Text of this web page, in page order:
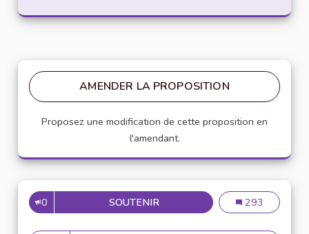
AMENDER LA PROPOSITION
Proposez une modification de cette proposition en
l'amendant.
0 SOUTENIRMISE EN PLACE DEMise en place
293